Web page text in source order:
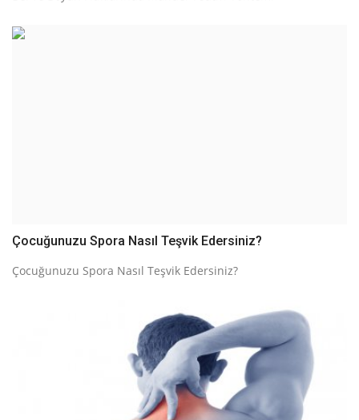
Çocuğunuzu Spora Nasıl Teşvik Edersiniz?
Çocuğunuzu Spora Nasıl Teşvik Edersiniz?